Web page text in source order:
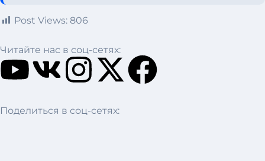
Post Views: 806
Читайте нас в соц-сетях:
Поделиться в соц-сетях: